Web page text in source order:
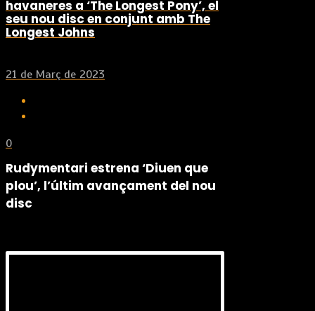
havaneres a ‘The Longest Pony’, el
seu nou disc en conjunt amb The
Longest Johns
21 de Març de 2023
0
Rudymentari estrena ‘Diuen que
plou’, l’últim avançament del nou
disc